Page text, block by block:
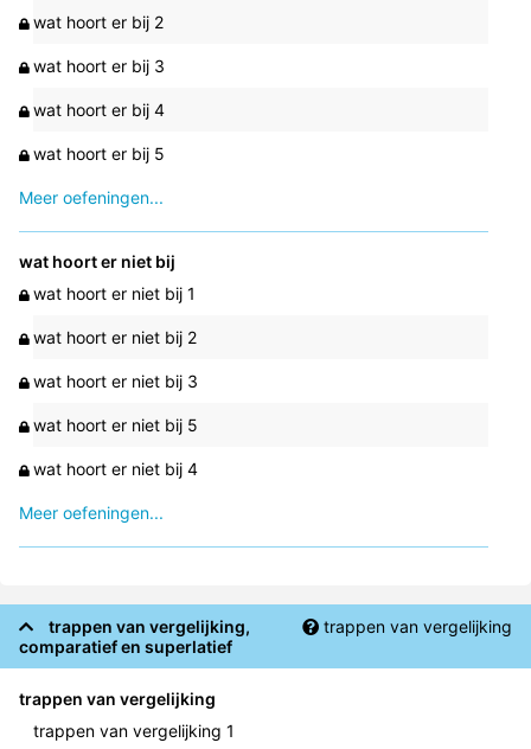
wat hoort er bij 2
wat hoort er bij 3
wat hoort er bij 4
wat hoort er bij 5
Meer oefeningen...
wat hoort er niet bij
wat hoort er niet bij 1
wat hoort er niet bij 2
wat hoort er niet bij 3
wat hoort er niet bij 5
wat hoort er niet bij 4
Meer oefeningen...
trappen van vergelijking,
comparatief en superlatief
trappen van vergelijking
trappen van vergelijking
trappen van vergelijking 1